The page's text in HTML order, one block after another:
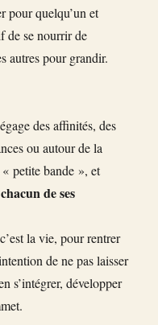
pour quelqu’un et
de se nourrir de
autres pour grandir.
des affinités, des
ou autour de la
petite bande », et
de ses
la vie, pour rentrer
de ne pas laisser
s’intégrer, développer